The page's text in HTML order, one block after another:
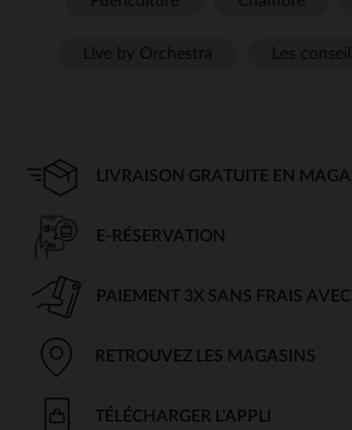
LIVRAISON GRATUITE EN
E-RÉSERVATION
PAIEMENT 3X SANS FRAIS
RETROUVEZ LES MAGASINS
TÉLÉCHARGER L'APPLI